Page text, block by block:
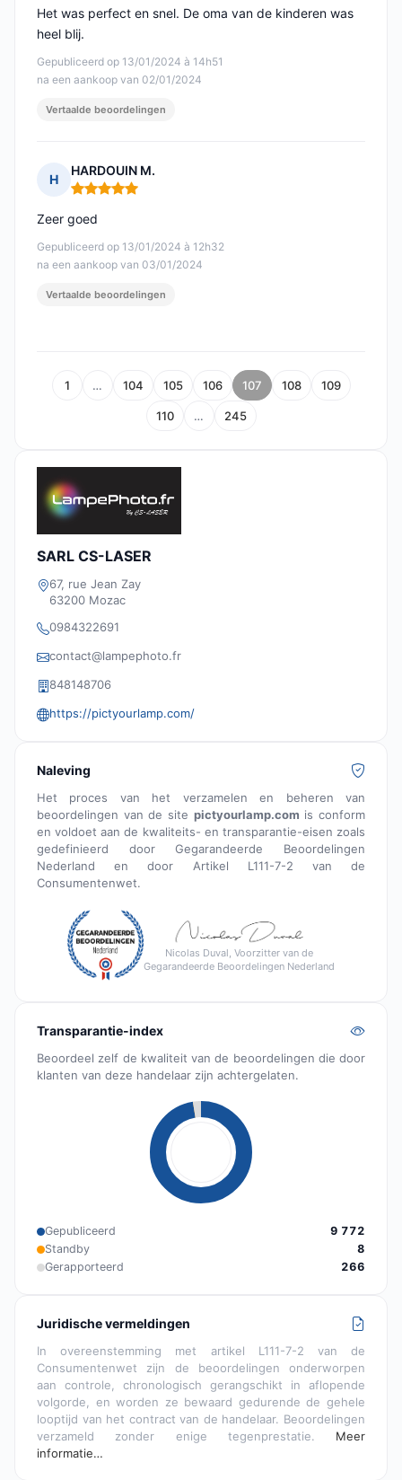
Gepubliceerd op 13/01/2024 à 14h51
na een aankoop van 02/01/2024
Het was perfect en snel. De oma van de kinderen was
heel blij.
Vertaalde beoordelingen
H
HARDOUIN M.
Opmerking: 5 van 5
Gepubliceerd op 13/01/2024 à 12h32
na een aankoop van 03/01/2024
Zeer goed
Vertaalde beoordelingen
1 … 104 105 106 107 108 109
110 … 245
SARL CS-LASER
67, rue Jean Zay
63200 Mozac
0984322691
contact@lampephoto.fr
848148706
https://pictyourlamp.com/
Naleving
Het proces van het verzamelen en beheren van
beoordelingen van de site pictyourlamp.com is conform
en voldoet aan de kwaliteits- en transparantie-eisen zoals
gedefinieerd door Gegarandeerde Beoordelingen
Nederland en door Artikel L111-7-2 van de
Consumentenwet.
Nicolas Duval, Voorzitter van de
Gegarandeerde Beoordelingen Nederland
Transparantie-index
Beoordeel zelf de kwaliteit van de beoordelingen die door
klanten van deze handelaar zijn achtergelaten.
Gepubliceerd
9 772
Standby
8
Gerapporteerd
266
Juridische vermeldingen
In overeenstemming met artikel L111-7-2 van de
Consumentenwet zijn de beoordelingen onderworpen
aan controle, chronologisch gerangschikt in aflopende
volgorde, en worden ze bewaard gedurende de gehele
looptijd van het contract van de handelaar. Beoordelingen
verzameld zonder enige tegenprestatie. Meer
informatie…